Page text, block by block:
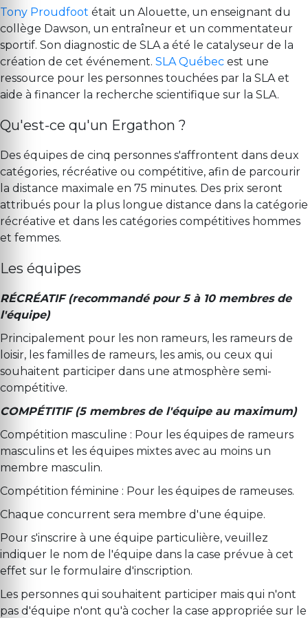
Tony Proudfoot était un Alouette, un enseignant du
collège Dawson, un entraîneur et un commentateur
sportif. Son diagnostic de SLA a été le catalyseur de la
création de cet événement. SLA Québec est une
ressource pour les personnes touchées par la SLA et
aide à financer la recherche scientifique sur la SLA.
Qu'est-ce qu'un Ergathon ?
Des équipes de cinq personnes s'affrontent dans deux
catégories, récréative ou compétitive, afin de parcourir
la distance maximale en 75 minutes. Des prix seront
attribués pour la plus longue distance dans la catégorie
récréative et dans les catégories compétitives hommes
et femmes.
Les équipes
RÉCRÉATIF (recommandé pour 5 à 10 membres de
l'équipe)
Principalement pour les non rameurs, les rameurs de
loisir, les familles de rameurs, les amis, ou ceux qui
souhaitent participer dans une atmosphère semi-
compétitive.
COMPÉTITIF (5 membres de l'équipe au maximum)
Compétition masculine : Pour les équipes de rameurs
masculins et les équipes mixtes avec au moins un
membre masculin.
Compétition féminine : Pour les équipes de rameuses.
Chaque concurrent sera membre d'une équipe.
Pour s'inscrire à une équipe particulière, veuillez
indiquer le nom de l'équipe dans la case prévue à cet
effet sur le formulaire d'inscription.
Les personnes qui souhaitent participer mais qui n'ont
pas d'équipe n'ont qu'à cocher la case appropriée sur le